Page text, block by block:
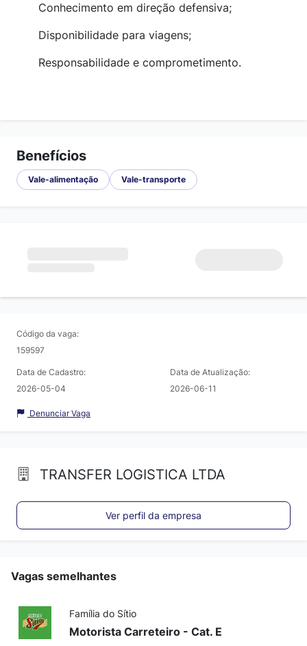
Conhecimento em direção defensiva;
Disponibilidade para viagens;
Responsabilidade e comprometimento.
Benefícios
Vale-alimentação Vale-transporte
Código da vaga:
159597
Data de Cadastro:
2026-05-04
Data de Atualização:
2026-06-11
Denunciar Vaga
TRANSFER LOGISTICA LTDA
Ver perfil da empresa
Vagas semelhantes
Família do Sítio
Motorista Carreteiro - Cat. E